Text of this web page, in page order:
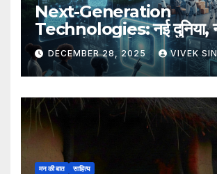
Next-Generation
Technologies: नई दुनिया,
संभावनाएँ, नया भविष्य
DECEMBER 28, 2025 VIVEK
मन की बात साहित्य